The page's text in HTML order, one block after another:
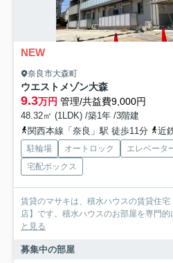
NEW
奈良市大森町
ウエストメゾン大森
9.3万円 管理/共益費9,000円
48.32㎡ (1LDK) /築1年 /3階建
関西本線「奈良」駅 徒歩11分
近鉄
駐輪場 オートロック エレベータ
宅配ボックス
賃貸のマサキは、積水ハウスの賃貸住
店】です。積水ハウスのお部屋を専門
と見る
募集中の部屋